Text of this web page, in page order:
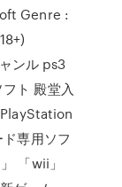
Genre :
ンル ps3
ト 殿堂入
専用ソフ
「wii」